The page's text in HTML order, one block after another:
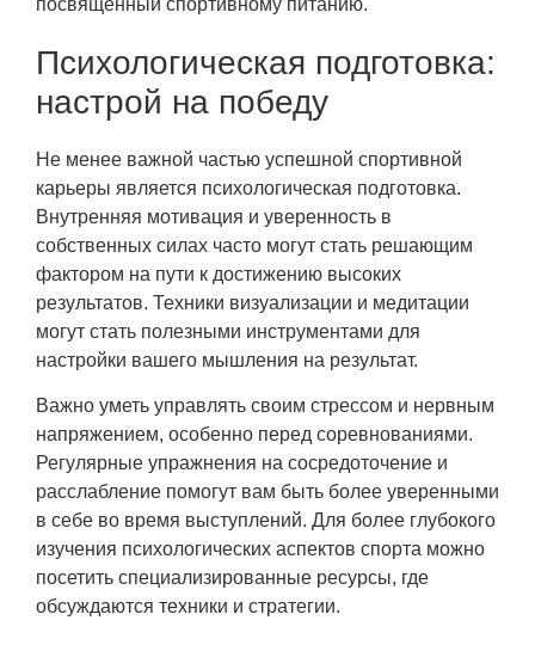
Психологическая подготовка:
настрой на победу
Не менее важной частью успешной спортивной
карьеры является психологическая подготовка.
Внутренняя мотивация и уверенность в
собственных силах часто могут стать решающим
фактором на пути к достижению высоких
результатов. Техники визуализации и медитации
могут стать полезными инструментами для
настройки вашего мышления на результат.
Важно уметь управлять своим стрессом и нервным
напряжением, особенно перед соревнованиями.
Регулярные упражнения на сосредоточение и
расслабление помогут вам быть более уверенными
в себе во время выступлений. Для более глубокого
изучения психологических аспектов спорта можно
посетить специализированные ресурсы, где
обсуждаются техники и стратегии.